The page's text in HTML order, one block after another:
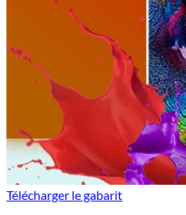
Télécharger le gabarit